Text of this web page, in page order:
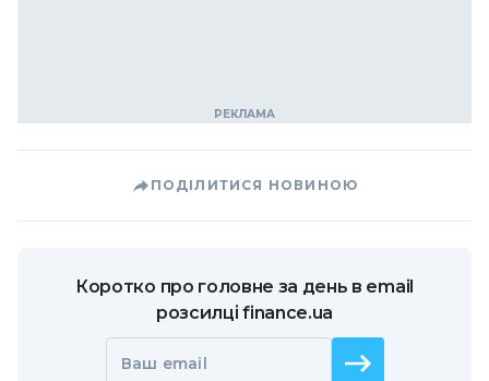
ПОДІЛИТИСЯ НОВИНОЮ
Коротко про головне за день в email
розсилці finance.ua
Ваш email